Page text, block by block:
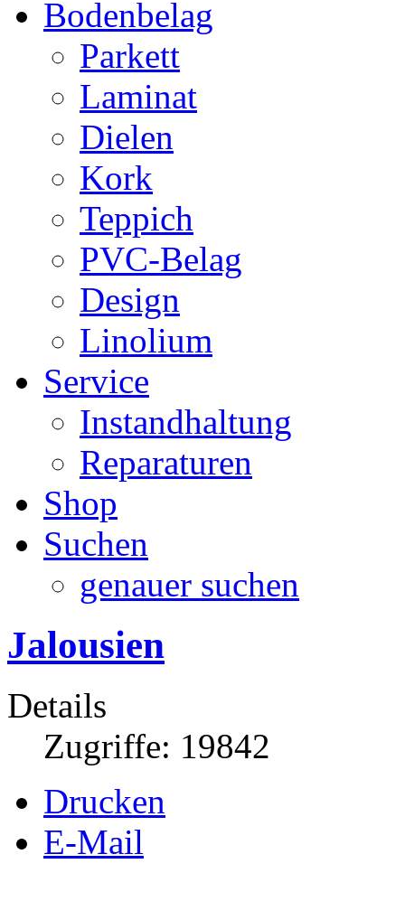
Bodenbelag
Parkett
Laminat
Dielen
Kork
Teppich
PVC-Belag
Design
Linolium
Service
Instandhaltung
Reparaturen
Shop
Suchen
genauer suchen
Jalousien
Details
Zugriffe: 19842
Drucken
E-Mail